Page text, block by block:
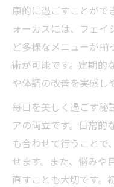
康的に過ごすことがで
ォーカスには、フェイ
ど多様なメニューが揃
術が可能です。定期的
や体調の改善を実感し
毎日を美しく過ごす秘
アの両立です。日常的
も合わせて行うことで
せます。また、悩みや
直すことも大切です。